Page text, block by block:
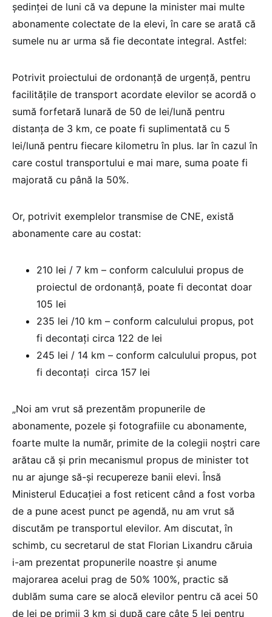
ședinței de luni că va depune la minister mai multe
abonamente colectate de la elevi, în care se arată că
sumele nu ar urma să fie decontate integral. Astfel:
Potrivit proiectului de ordonanță de urgență, pentru
facilitățile de transport acordate elevilor se acordă o
sumă forfetară lunară de 50 de lei/lună pentru
distanța de 3 km, ce poate fi suplimentată cu 5
lei/lună pentru fiecare kilometru în plus. Iar în cazul în
care costul transportului e mai mare, suma poate fi
majorată cu până la 50%.
Or, potrivit exemplelor transmise de CNE, există
abonamente care au costat:
210 lei / 7 km – conform calculului propus de
proiectul de ordonanță, poate fi decontat doar
105 lei
235 lei /10 km – conform calculului propus, pot
fi decontați circa 122 de lei
245 lei / 14 km – conform calculului propus, pot
fi decontați circa 157 lei
„Noi am vrut să prezentăm propunerile de
abonamente, pozele și fotografiile cu abonamente,
foarte multe la număr, primite de la colegii noștri care
arătau că și prin mecanismul propus de minister tot
nu ar ajunge să-și recupereze banii elevi. Însă
Ministerul Educației a fost reticent când a fost vorba
de a pune acest punct pe agendă, nu am vrut să
discutăm pe transportul elevilor. Am discutat, în
schimb, cu secretarul de stat Florian Lixandru căruia
i-am prezentat propunerile noastre și anume
majorarea acelui prag de 50% 100%, practic să
dublăm suma care se alocă elevilor pentru că acei 50
de lei pe primii 3 km și după care câte 5 lei pentru